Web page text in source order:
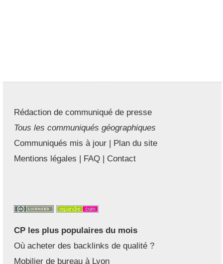
Rédaction de communiqué de presse
Tous les communiqués géographiques
Communiqués mis à jour | Plan du site
Mentions légales | FAQ | Contact
CP les plus populaires du mois
Où acheter des backlinks de qualité ?
Mobilier de bureau à Lyon